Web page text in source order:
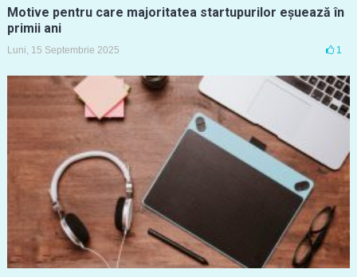
Motive pentru care majoritatea startupurilor eșuează în
primii ani
Luni, 15 Septembrie 2025 1